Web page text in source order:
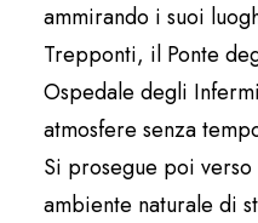
ammirando i suoi
Trepponti, il Ponte
Ospedale degli
atmosfere senza
Si prosegue poi
ambiente naturale di